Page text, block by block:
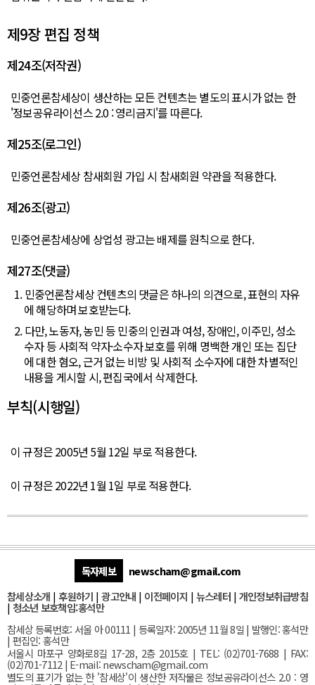
제9장 편집 정책
제24조(저작권)
민중언론참세상이 생산하는 모든 컨텐츠는 별도의 표시가 없는 한
'정보공유라이선스 2.0 : 영리금지'를 따른다.
제25조(로그인)
민중언론참세상 참새회원 가입 시 참새회원 약관을 적용한다.
제26조(광고)
민중언론참세상에 상업성 광고는 배제를 원칙으로 한다.
제27조(댓글)
1. 민중언론참세상 컨텐츠의 댓글은 하나의 의견으로, 표현의 자유
에 해당하며 보호받는다.
2. 다만, 노동자, 농민 등 민중의 인권과 여성, 장애인, 이주민, 성소
수자 등 사회적 약자·소수자 보호를 위해 명백한 개인 또는 집단
에 대한 혐오, 근거 없는 비방 및 사회적 소수자에 대한 차별적인
내용을 게시할 시, 편집국에서 삭제한다.
부칙(시행일)
이 규정은 2005년 5월 12일 부로 적용한다.
이 규정은 2022년 1월 1일 부로 적용한다.
독자제보
newscham@gmail.com
참세상소개 | 후원하기 |광고안내 | 이전페이지 | 뉴스레터| 개인정보취급방침
| 청소년 보호책임:홍석만
참세상 등록번호: 서울 아 00111 | 등록일자: 2005년 11월 8일 | 발행인: 홍석만
| 편집인: 홍석만
서울시 마포구 양화로8길 17-28, 2층 2015호| TEL: (02)701-7688 | FAX:
(02)701-7112 | E-mail:newscham@gmail.com
별도의 표기가 없는 한 '참세상'이 생산한 저작물은 정보공유라이선스 2.0 : 영